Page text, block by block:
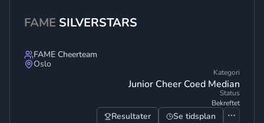
FAME SILVERSTARS
FAME Cheerteam
Oslo
Kategori
Junior Cheer Coed Median
Status
Bekreftet
Resultater Se tidsplan